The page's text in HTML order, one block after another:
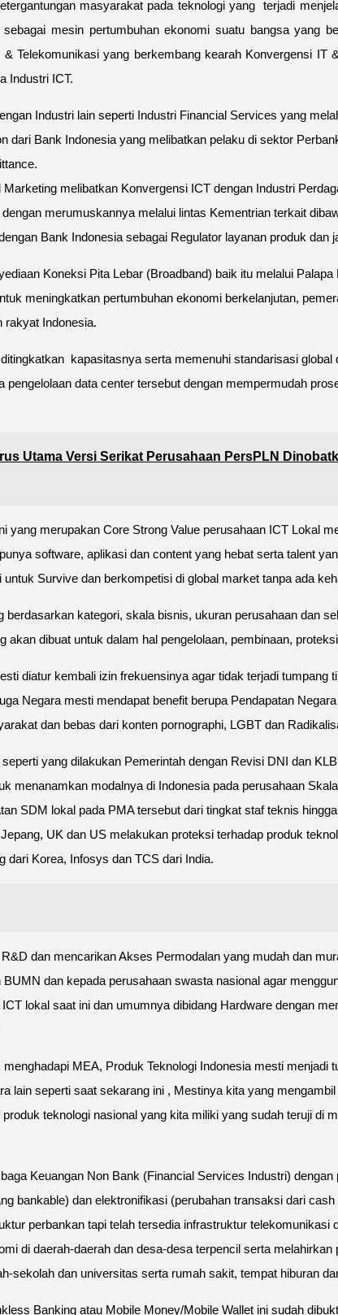
masyarakat pada teknologi yang terjadi
mesin pertumbuhan ekonomi suatu bangsa yang
Telekomunikasi yang berkembang kearah Konvergensi IT
Industri ICT.
Industri lain seperti Industri Financial Services yang
dari Bank Indonesia yang melibatkan pelaku di sektor
melibatkan Konvergensi ICT dengan Industri
merumuskannya melalui lintas Kementrian terkait
Bank Indonesia sebagai Regulator layanan produk
Koneksi Pita Lebar (Broadband) baik itu melalui
meningkatkan pertumbuhan ekonomi berkelanjutan,
rakyat Indonesia.
kapasitasnya serta memenuhi standarisasi
data center tersebut dengan mempermudah
Utama Versi Serikat Perusahaan PersPLN
merupakan Core Strong Value perusahaan ICT Lokal
software, aplikasi dan content yang hebat serta talent
Survive dan berkompetisi di global market tanpa ada
kategori, skala bisnis, ukuran perusahaan dan
dibuat untuk dalam hal pengelolaan, pembinaan,
diatur kembali izin frekuensinya agar tidak terjadi
Negara mesti mendapat benefit berupa Pendapatan
dan bebas dari konten pornographi, LGBT dan
yang dilakukan Pemerintah dengan Revisi DNI dan
menanamkan modalnya di Indonesia pada perusahaan
SDM lokal pada PMA tersebut dari tingkat staf teknis
UK dan US melakukan proteksi terhadap produk
dari Korea, Infosys dan TCS dari India.
dan mencarikan Akses Permodalan yang mudah dan
dan kepada perusahaan swasta nasional agar
lokal saat ini dan umumnya dibidang Hardware dengan
MEA, Produk Teknologi Indonesia mesti
lain seperti saat sekarang ini , Mestinya kita yang
teknologi nasional yang kita miliki yang sudah teruji di
Keuangan Non Bank (Financial Services Industri)
bankable) dan elektronifikasi (perubahan transaksi dari
perbankan tapi telah tersedia infrastruktur
di daerah-daerah dan desa-desa terpencil serta
dan universitas serta rumah sakit, tempat hiburan
Banking atau Mobile Money/Mobile Wallet ini sudah